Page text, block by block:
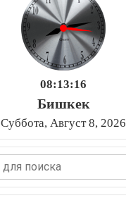
08:13:17
Бишкек
Суббота, Август 8, 2026